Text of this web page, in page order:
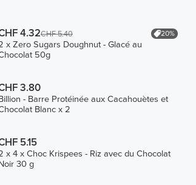
4.32CHF 5.40 20%
x Zero Sugars Doughnut - Glacé au
50g
3.80
- Barre Protéinée aux Cacahouètes et
Blanc x 2
5.15
x 4 x Choc Krispees - Riz avec du Chocolat
30 g